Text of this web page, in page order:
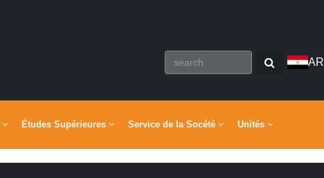
AR
Études Supérieures Service de la Socété Unités